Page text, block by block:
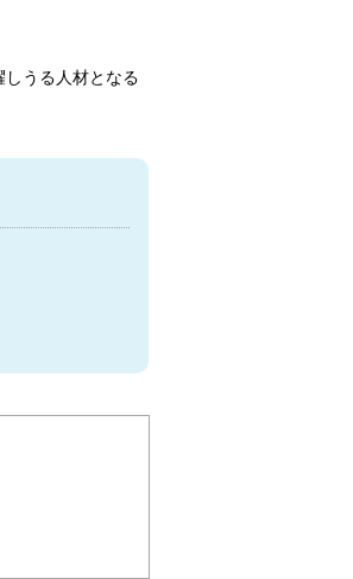
うる人材となる